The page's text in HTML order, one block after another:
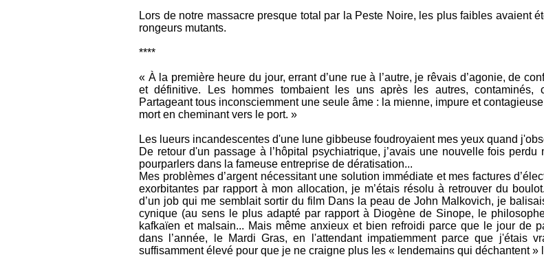
Lors de notre massacre presque total par la Peste Noire, les plus faibles avaient
rongeurs mutants.
****
« À la première heure du jour, errant d’une rue à l’autre, je rêvais d’agonie, de
et définitive. Les hommes tombaient les uns après les autres, contaminés,
Partageant tous inconsciemment une seule âme : la mienne, impure et
mort en cheminant vers le port. »
Les lueurs incandescentes d'une lune gibbeuse foudroyaient mes yeux quand
De retour d'un passage à l’hôpital psychiatrique, j’avais une nouvelle fois
pourparlers dans la fameuse entreprise de dératisation...
Mes problèmes d’argent nécessitant une solution immédiate et mes factures
exorbitantes par rapport à mon allocation, je m’étais résolu à retrouver du
d’un job qui me semblait sortir du film Dans la peau de John Malkovich, je
cynique (au sens le plus adapté par rapport à Diogène de Sinope, le
kafkaïen et malsain... Mais même anxieux et bien refroidi parce que le jour de
dans l’année, le Mardi Gras, en l'attendant impatiemment parce que j'étais
suffisamment élevé pour que je ne craigne plus les « lendemains qui déchantent »